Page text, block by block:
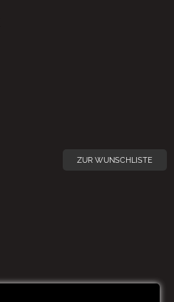
ZUR WUNSCHLISTE